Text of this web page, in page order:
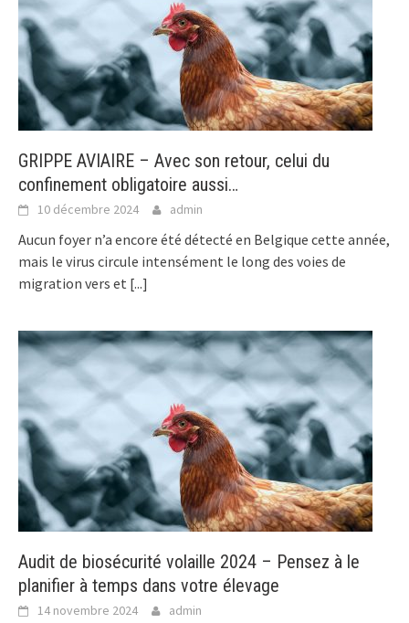
GRIPPE AVIAIRE – Avec son retour, celui du
confinement obligatoire aussi…
10 décembre 2024 admin
Aucun foyer n’a encore été détecté en Belgique cette année,
mais le virus circule intensément le long des voies de
migration vers et [...]
Audit de biosécurité volaille 2024 – Pensez à le
planifier à temps dans votre élevage
14 novembre 2024 admin